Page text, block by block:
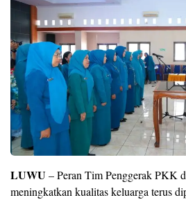
LUWU– Peran Tim Penggerak PKK
meningkatkan kualitas keluarga terus